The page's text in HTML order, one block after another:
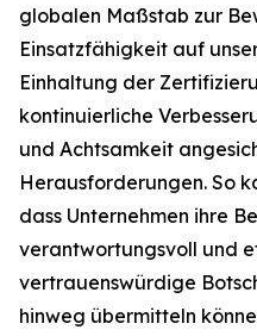
globalen Maßstab zur
Einsatzfähigkeit auf
Einhaltung der
kontinuierliche
und Achtsamkeit
Herausforderungen. So
dass Unternehmen ihre
verantwortungsvoll und
vertrauenswürdige
hinweg übermitteln